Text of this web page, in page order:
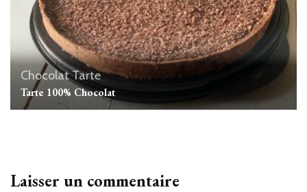
ChocolatTarte
Tarte 100% Chocolat
Laisser un commentaire